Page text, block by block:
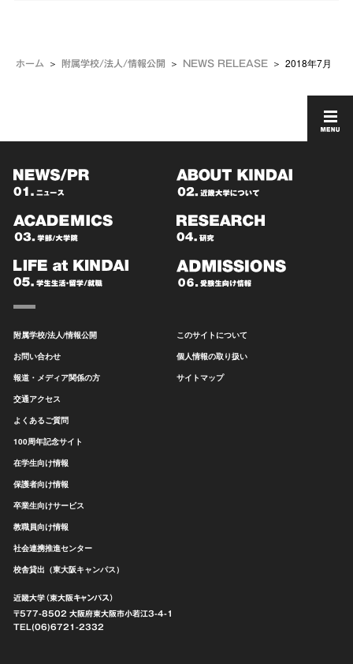
ホーム 附属学校/法人/情報公開 NEWS RELEASE 2018年7月
附属学校/法人/情報公開
お問い合わせ
報道・メディア関係の方
交通アクセス
よくあるご質問
100周年記念サイト
在学生向け情報
保護者向け情報
卒業生向けサービス
教職員向け情報
社会連携推進センター
校舎貸出（東大阪キャンパス）
このサイトについて
個人情報の取り扱い
サイトマップ
近畿大学（東大阪キャンパス）
〒577-8502 大阪府東大阪市小若江3-4-1
TEL(06)6721-2332